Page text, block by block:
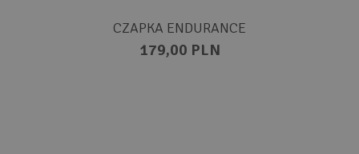
CZAPKA ENDURANCE
179,00 PLN